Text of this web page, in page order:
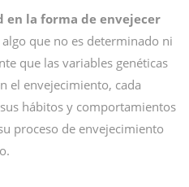
en la forma de envejecer
que no es determinado ni
que las variables genéticas
el envejecimiento, cada
hábitos y comportamientos
proceso de envejecimiento